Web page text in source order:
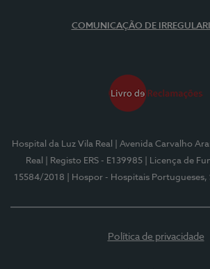
COMUNICAÇÃO DE
Hospital da Luz Vila Real
| Avenida Carvalho
Real
| Registo ERS - E139985
| Licença de
15584/2018
| Hospor - Hospitais Portugueses,
Política de privacidade